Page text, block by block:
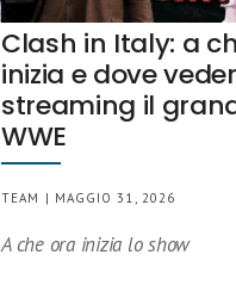
Clash in Italy: a
inizia e dove
streaming il
WWE
TEAM | MAGGIO 31, 2026
A che ora inizia lo show